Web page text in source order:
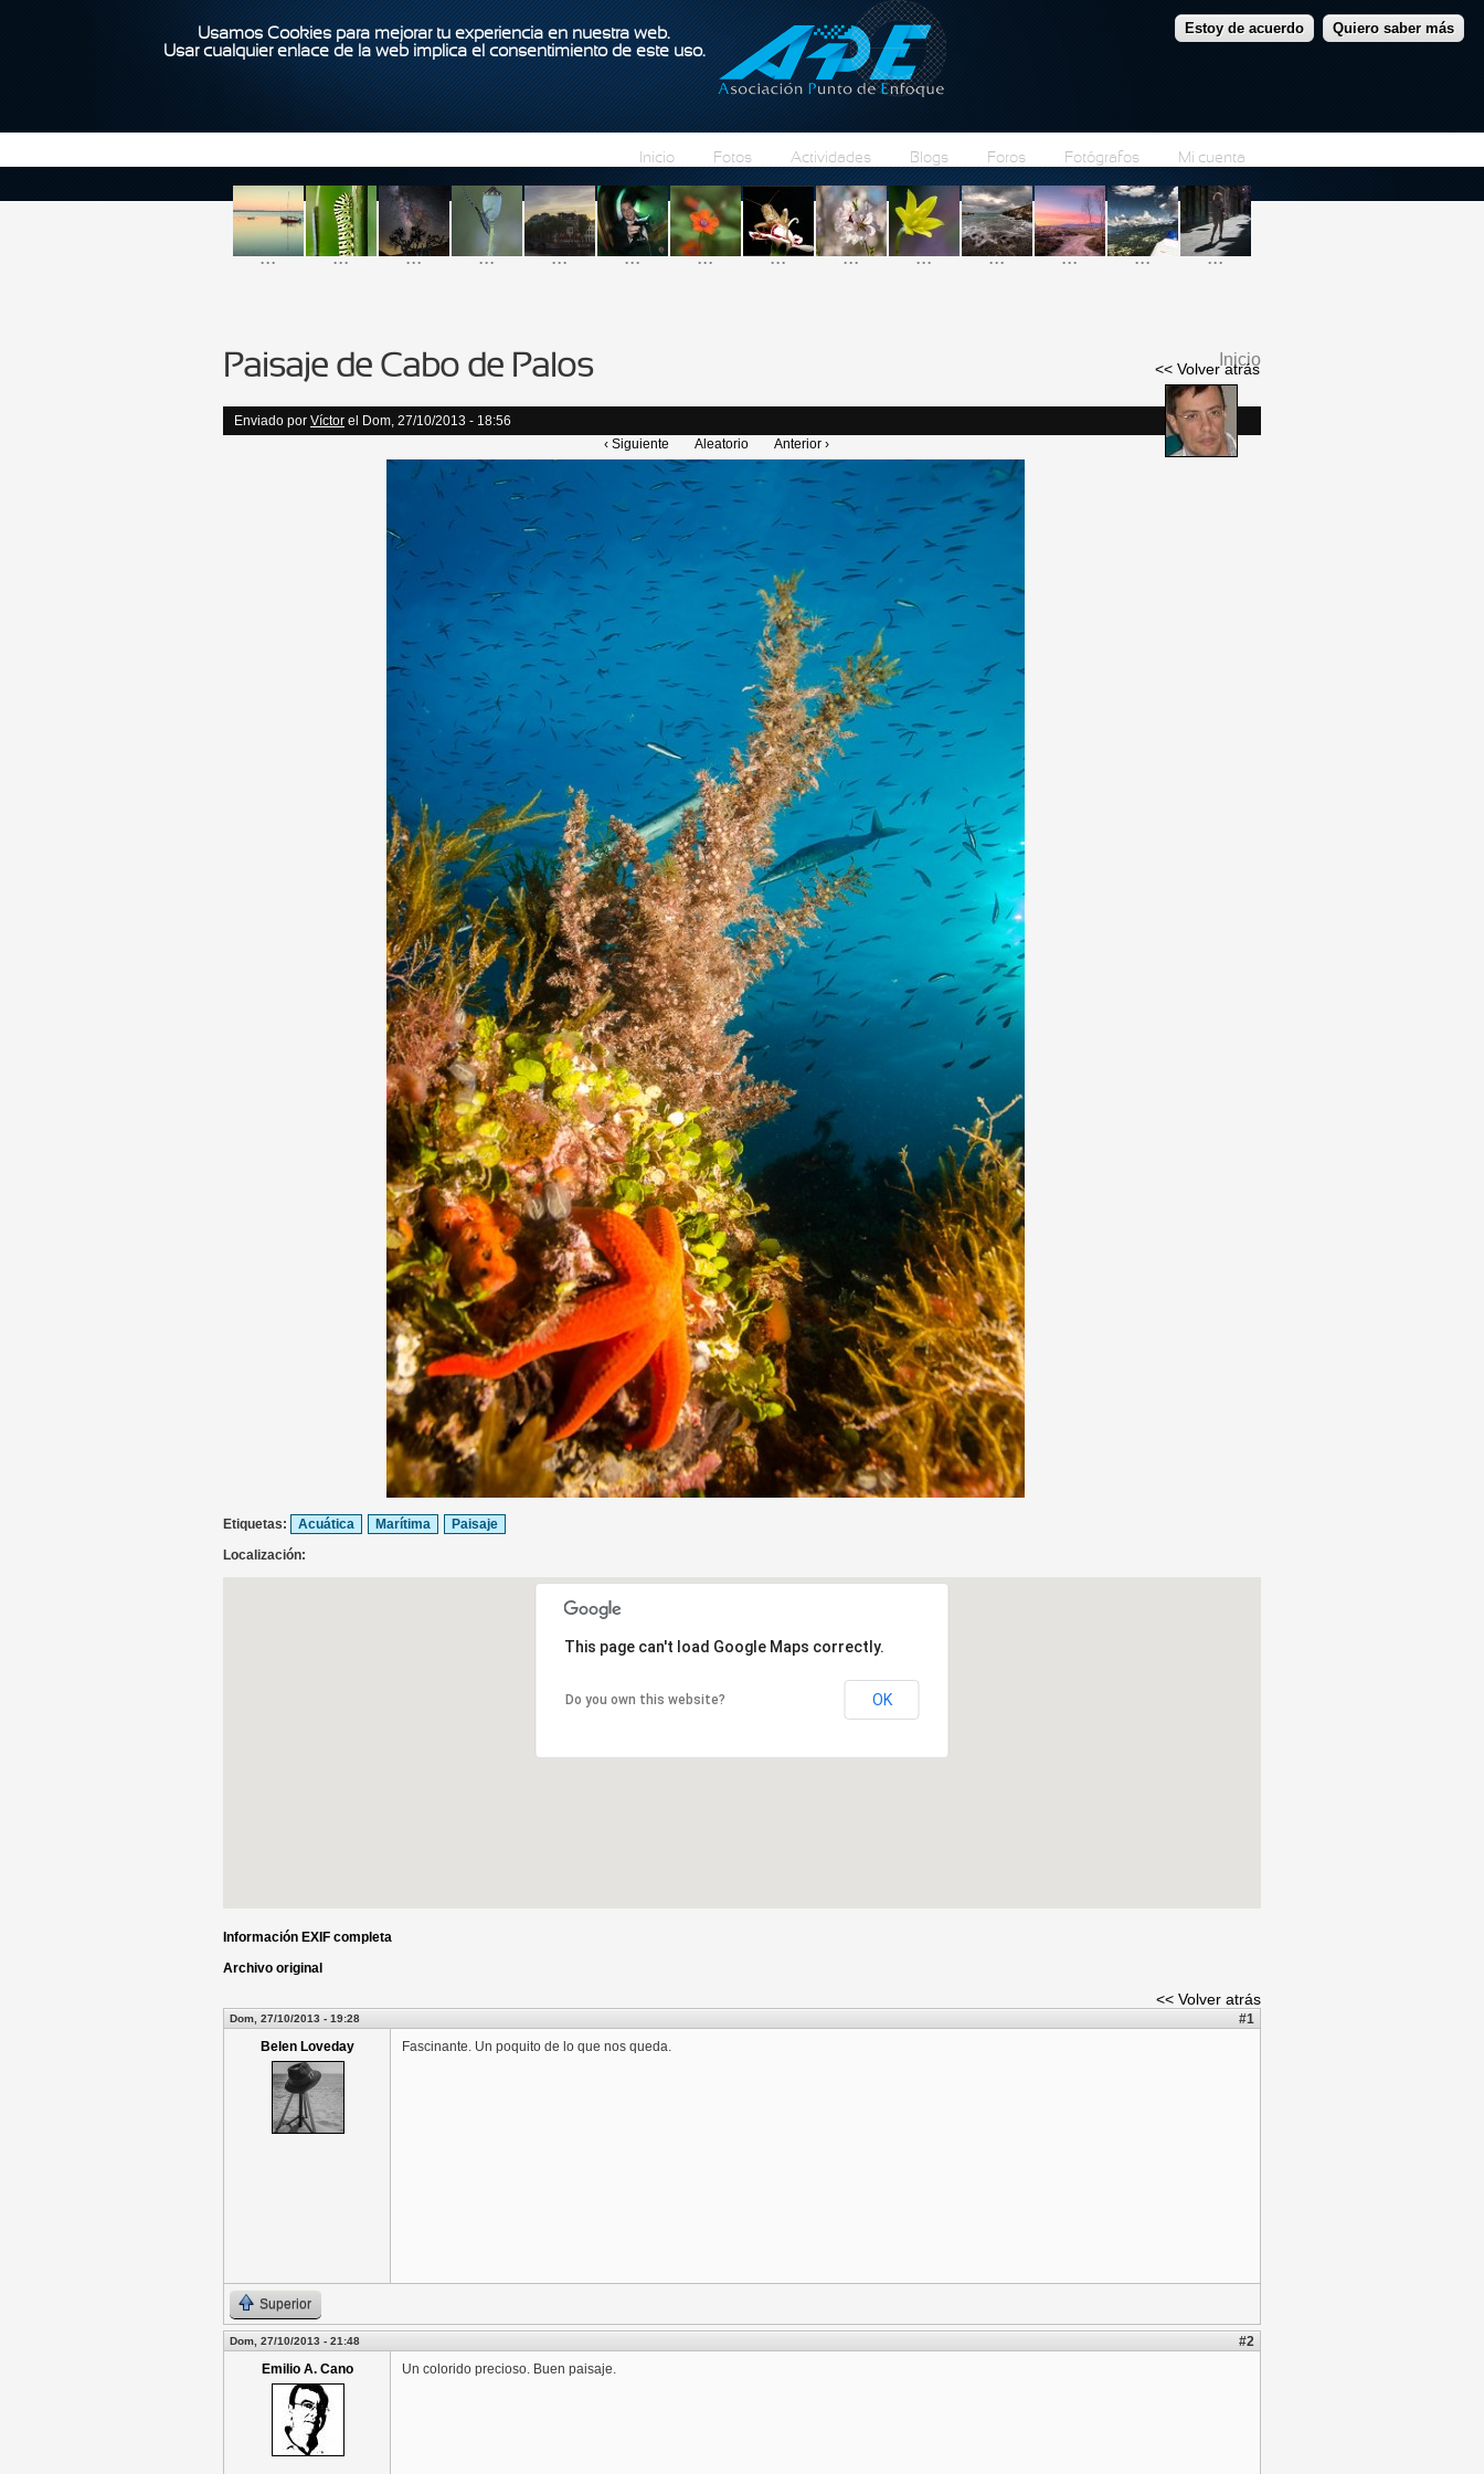
Usamos Cookies para mejorar tu experiencia en nuestra web.
Usar cualquier enlace de la web implica el consentimiento de este uso.
Estoy de acuerdo Quiero saber más
Pasar al contenido principal
Inicio Fotos Actividades Blogs Foros Fotógrafos Mi cuenta
... ... ... ... ... ... ... ... ... ... ... ... ... ...
Se encuentra usted
aquí
Inicio
Paisaje de Cabo de Palos << Volver atrás
Enviado por Víctor el Dom, 27/10/2013 - 18:56
‹ Siguiente
Aleatorio Anterior ›
Etiquetas: Acuática Marítima
Paisaje
Localización:
This page can't load Google Maps correctly.
Do you own this website? OK
Información EXIF completa
Archivo original
<< Volver atrás
Dom, 27/10/2013 - 19:28
#1
Belen Loveday
Fascinante. Un poquito de lo que nos queda.
Superior
Dom, 27/10/2013 - 21:48
#2
Emilio A. Cano
Un colorido precioso. Buen paisaje.